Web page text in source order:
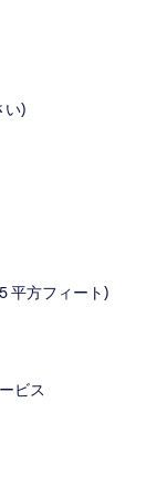
い)
平方フィート)
ビス